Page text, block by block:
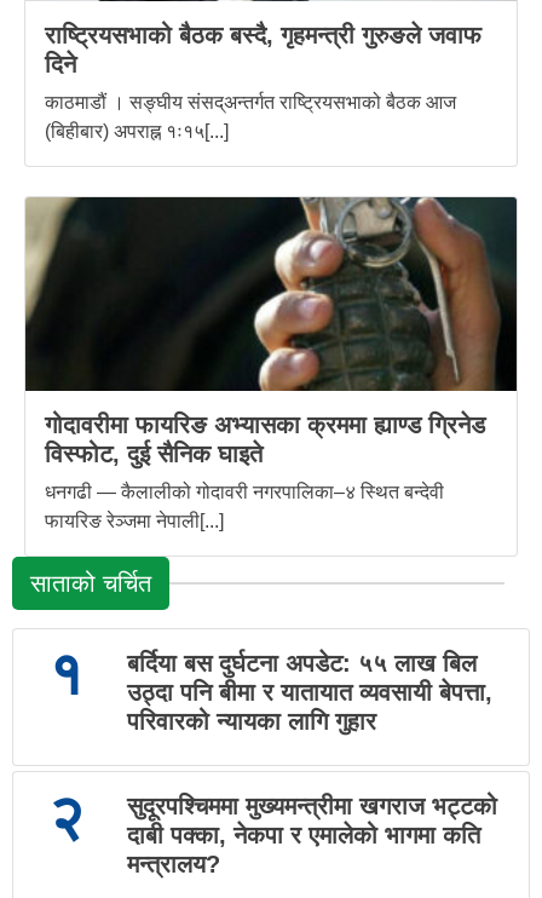
राष्ट्रियसभाको बैठक बस्दै, गृहमन्त्री गुरुङले जवाफ
दिने
काठमाडौं । सङ्घीय संसद्अन्तर्गत राष्ट्रियसभाको बैठक आज
(बिहीबार) अपराह्न १ः१५[...]
गोदावरीमा फायरिङ अभ्यासका क्रममा ह्याण्ड ग्रिनेड
विस्फोट, दुई सैनिक घाइते
धनगढी — कैलालीको गोदावरी नगरपालिका–४ स्थित बन्देवी
फायरिङ रेञ्जमा नेपाली[...]
साताको चर्चित
१
बर्दिया बस दुर्घटना अपडेट: ५५ लाख बिल
उठ्दा पनि बीमा र यातायात व्यवसायी बेपत्ता,
परिवारको न्यायका लागि गुहार
२
सुदूरपश्चिममा मुख्यमन्त्रीमा खगराज भट्टको
दाबी पक्का, नेकपा र एमालेको भागमा कति
मन्त्रालय?